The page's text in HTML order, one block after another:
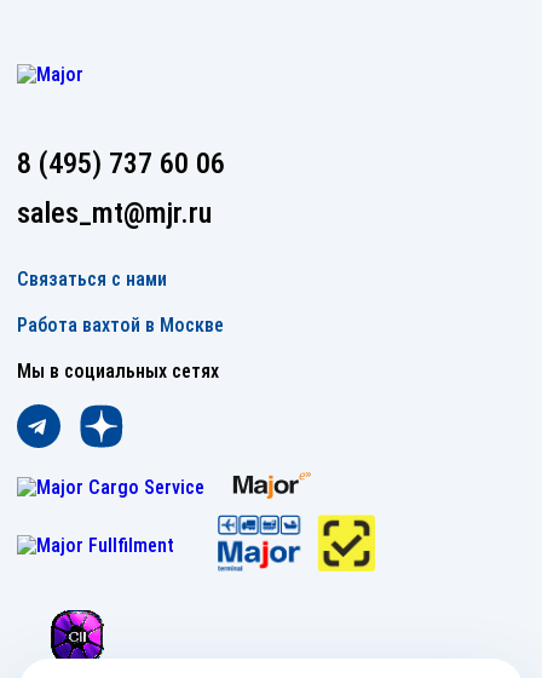
8 (495) 737 60 06
sales_mt@mjr.ru
Связаться с нами
Работа вахтой в Москве
Мы в социальных сетях